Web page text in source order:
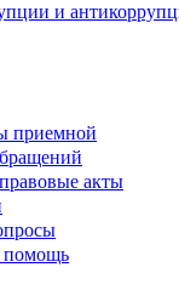
и
приемной
акты
помощь